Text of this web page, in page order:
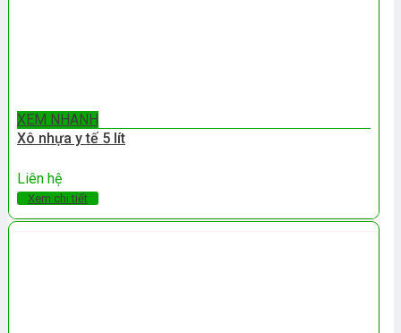
XEM NHANH
Xô nhựa y tế 5 lít
Liên hệ
Xem chi tiết